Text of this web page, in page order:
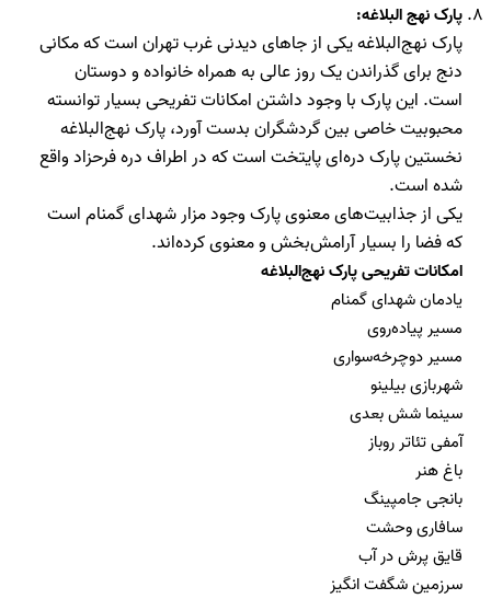
پارک نهج البلاغه:
پارک نهج‌البلاغه یکی از جاهای دیدنی غرب تهران است که مکانی
دنج برای گذراندن یک روز عالی به همراه خانواده و دوستان
است. این پارک با وجود داشتن امکانات تفریحی بسیار توانسته
محبوبیت خاصی بین گردشگران بدست آورد، پارک نهج‌البلاغه
نخستین پارک دره‌ای پایتخت است که در اطراف دره فرحزاد واقع
شده است.
یکی از جذابیت‌های معنوی پارک وجود مزار شهدای گمنام است
که فضا را بسیار آرامش‌بخش و معنوی کرده‌اند.
امکانات تفریحی پارک نهج‌البلاغه
یادمان شهدای گمنام
مسیر پیاده‌روی
مسیر دوچرخه‌سواری
شهربازی بیلینو
سینما شش بعدی
آمفی تئاتر روباز
باغ هنر
بانجی جامپینگ
سافاری وحشت
قایق پرش در آب
سرزمین شگفت انگیز